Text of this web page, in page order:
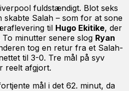
fuldstændigt. Blot seks
skabte Salah – som for at sone
til Hugo Ekitike, der
minutter senere slog Ryan
tog en retur fra et Salah-
til 3-0. Tre mål på syv
reelt afgjort.
mål i det 62. minut, da